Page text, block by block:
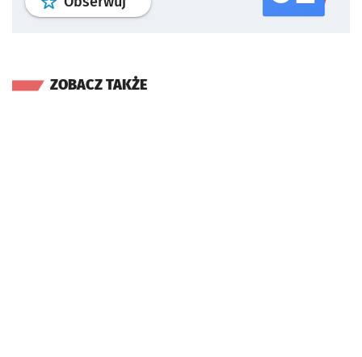
ZOBACZ TAKŻE